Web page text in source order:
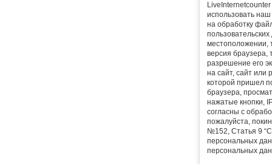
использовать
на обработку
местоположении,
версия браузера,
разрешение его
на сайт, сайт или
которой пришел
браузера,
нажатые кнопки,
согласны с
пожалуйста,
№152, Статья 9
персональных
персональных